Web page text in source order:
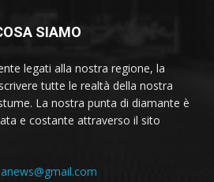
SIAMO
legati alla nostra regione, la
tutte le realtà della nostra
La nostra punta di diamante è
e costante attraverso il sito